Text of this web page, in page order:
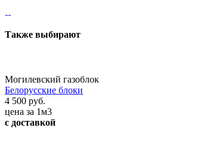
Также выбирают
Могилевский газоблок
Белорусские блоки
4 500 руб.
цена за 1м3
с доставкой